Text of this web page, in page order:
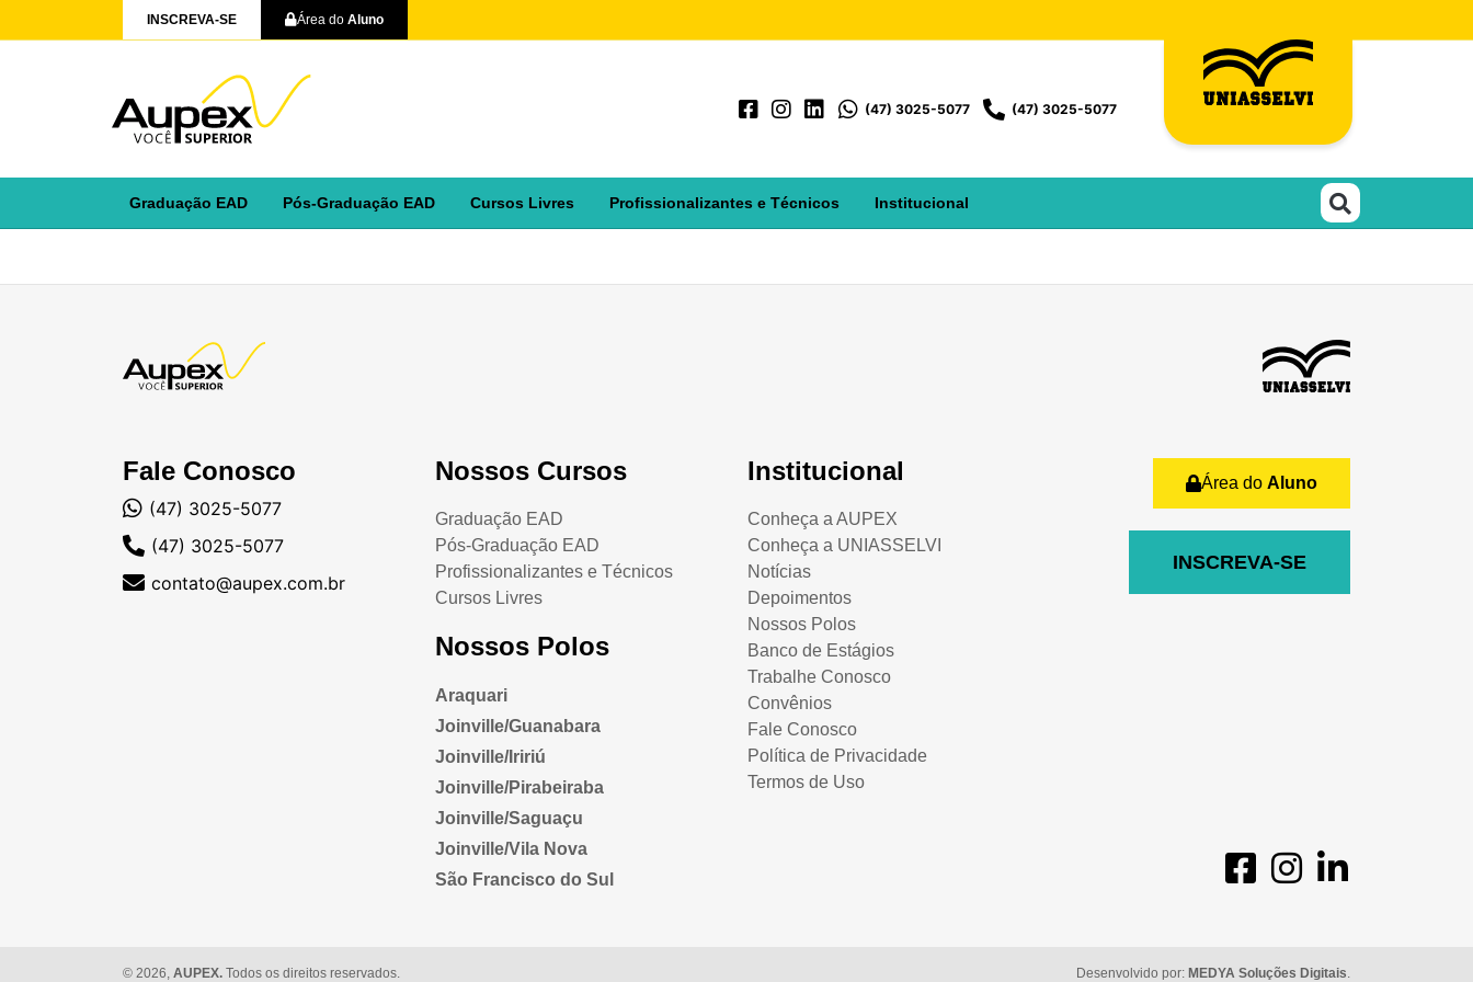
INSCREVA-SE Área do Aluno
(47) 3025-5077 (47) 3025-5077
Graduação EAD Pós-Graduação EAD Cursos Livres Profissionalizantes e Técnicos Institucional
Fale Conosco
(47) 3025-5077
(47) 3025-5077
contato@aupex.com.br
Nossos Cursos
Graduação EAD
Pós-Graduação EAD
Profissionalizantes e Técnicos
Cursos Livres
Nossos Polos
Araquari
Joinville/Guanabara
Joinville/Iririú
Joinville/Pirabeiraba
Joinville/Saguaçu
Joinville/Vila Nova
São Francisco do Sul
Institucional
Conheça a AUPEX
Conheça a UNIASSELVI
Notícias
Depoimentos
Nossos Polos
Banco de Estágios
Trabalhe Conosco
Convênios
Fale Conosco
Política de Privacidade
Termos de Uso
Área do Aluno
INSCREVA-SE
© 2026, AUPEX. Todos os direitos reservados. Desenvolvido por: MEDYA Soluções Digitais.